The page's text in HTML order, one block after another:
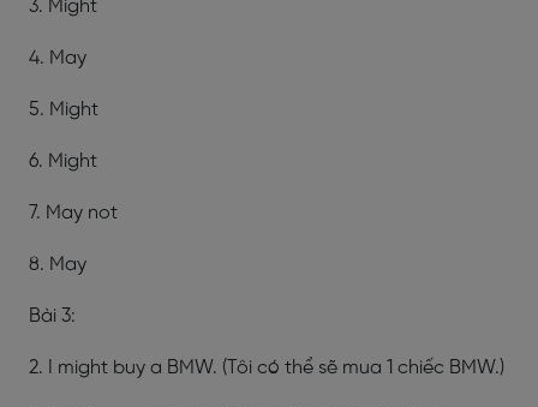
3. Might
4. May
5. Might
6. Might
7. May not
8. May
Bài 3:
2. I might buy a BMW. (Tôi có thể sẽ mua 1 chiếc BMW.)